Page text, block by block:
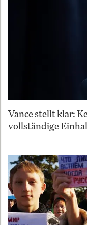
Vance stellt klar:
vollständige